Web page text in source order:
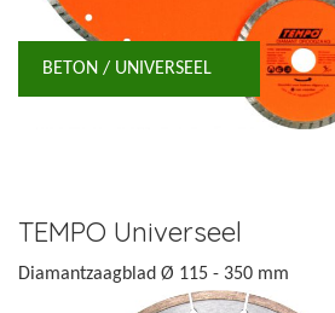
BETON / UNIVERSEEL
TEMPO Universeel
Diamantzaagblad Ø 115 - 350 mm